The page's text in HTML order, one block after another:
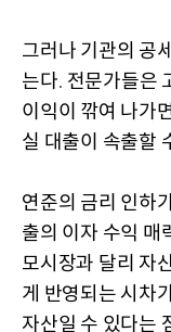
그러나 기관의 공
는다. 전문가들은
이익이 깎여 나가
실 대출이 속출할
연준의 금리 인하
출의 이자 수익 매
모시장과 달리 자
게 반영되는 시차
자산일 수 있다는